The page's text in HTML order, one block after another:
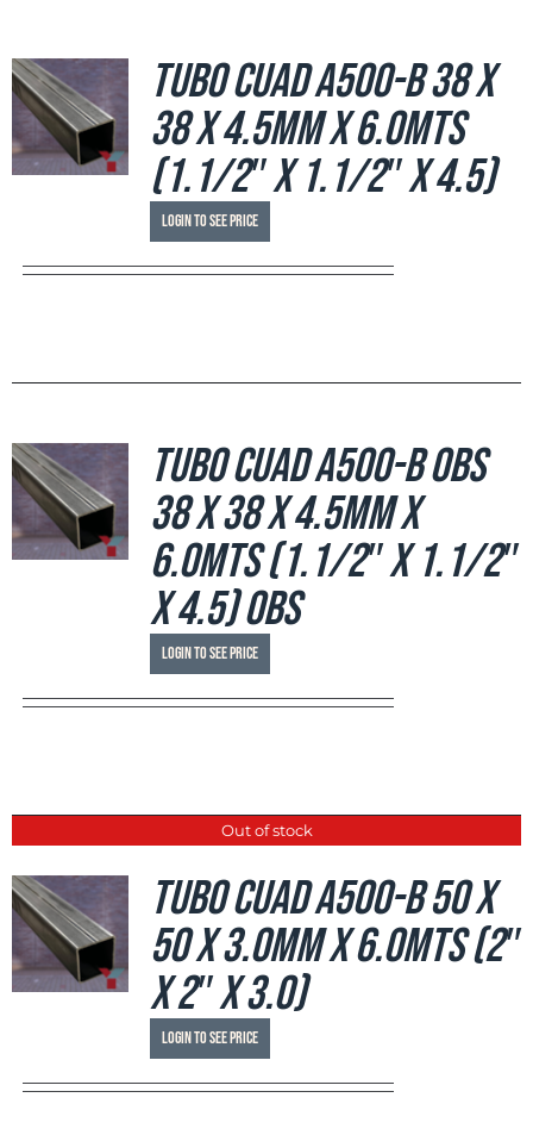
Tubo Cuad A500-B 38 x
38 x 4.5mm x 6.0mts
(1.1/2″ x 1.1/2″ x 4.5)
Login to see price
Tubo Cuad A500-B OBS
38 x 38 x 4.5mm x
6.0mts (1.1/2″ x 1.1/2″
x 4.5) OBS
Login to see price
Out of stock
Tubo Cuad A500-B 50 x
50 x 3.0mm x 6.0mts (2″
x 2″ x 3.0)
Login to see price